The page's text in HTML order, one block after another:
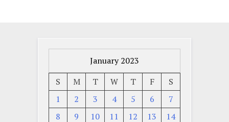
January 2023
S
M T W T F
S
1
2 3 4 5 6
7
8
9 10 11 12 13 14